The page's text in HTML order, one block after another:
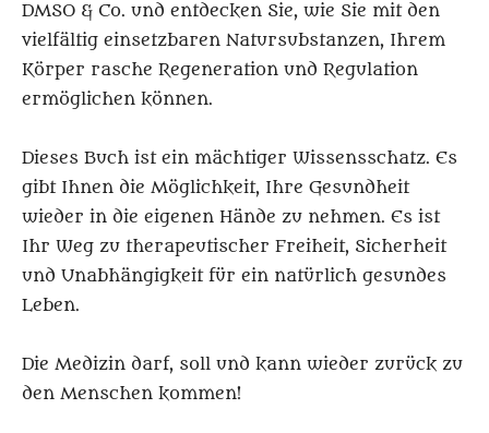
DMSO & Co. und entdecken Sie, wie Sie mit den
vielfältig einsetzbaren Natursubstanzen, Ihrem
Körper rasche Regeneration und Regulation
ermöglichen können.
Dieses Buch ist ein mächtiger Wissensschatz. Es
gibt Ihnen die Möglichkeit, Ihre Gesundheit
wieder in die eigenen Hände zu nehmen. Es ist
Ihr Weg zu therapeutischer Freiheit, Sicherheit
und Unabhängigkeit für ein natürlich gesundes
Leben.
Die Medizin darf, soll und kann wieder zurück zu
den Menschen kommen!